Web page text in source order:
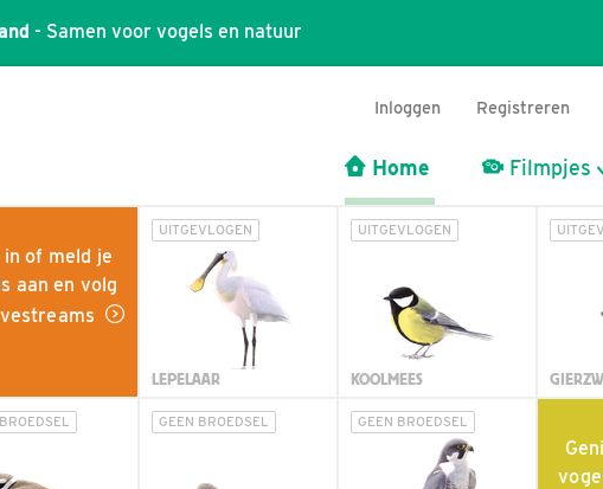
- Samen voor vogels en natuur
Inloggen Registreren
Home Filmpjes
in of meld je
aan en volg
UITGEVLOGEN
LEPELAAR
UITGEVLOGEN
KOOLMEES
GEEN BROEDSEL GEEN BROEDSEL